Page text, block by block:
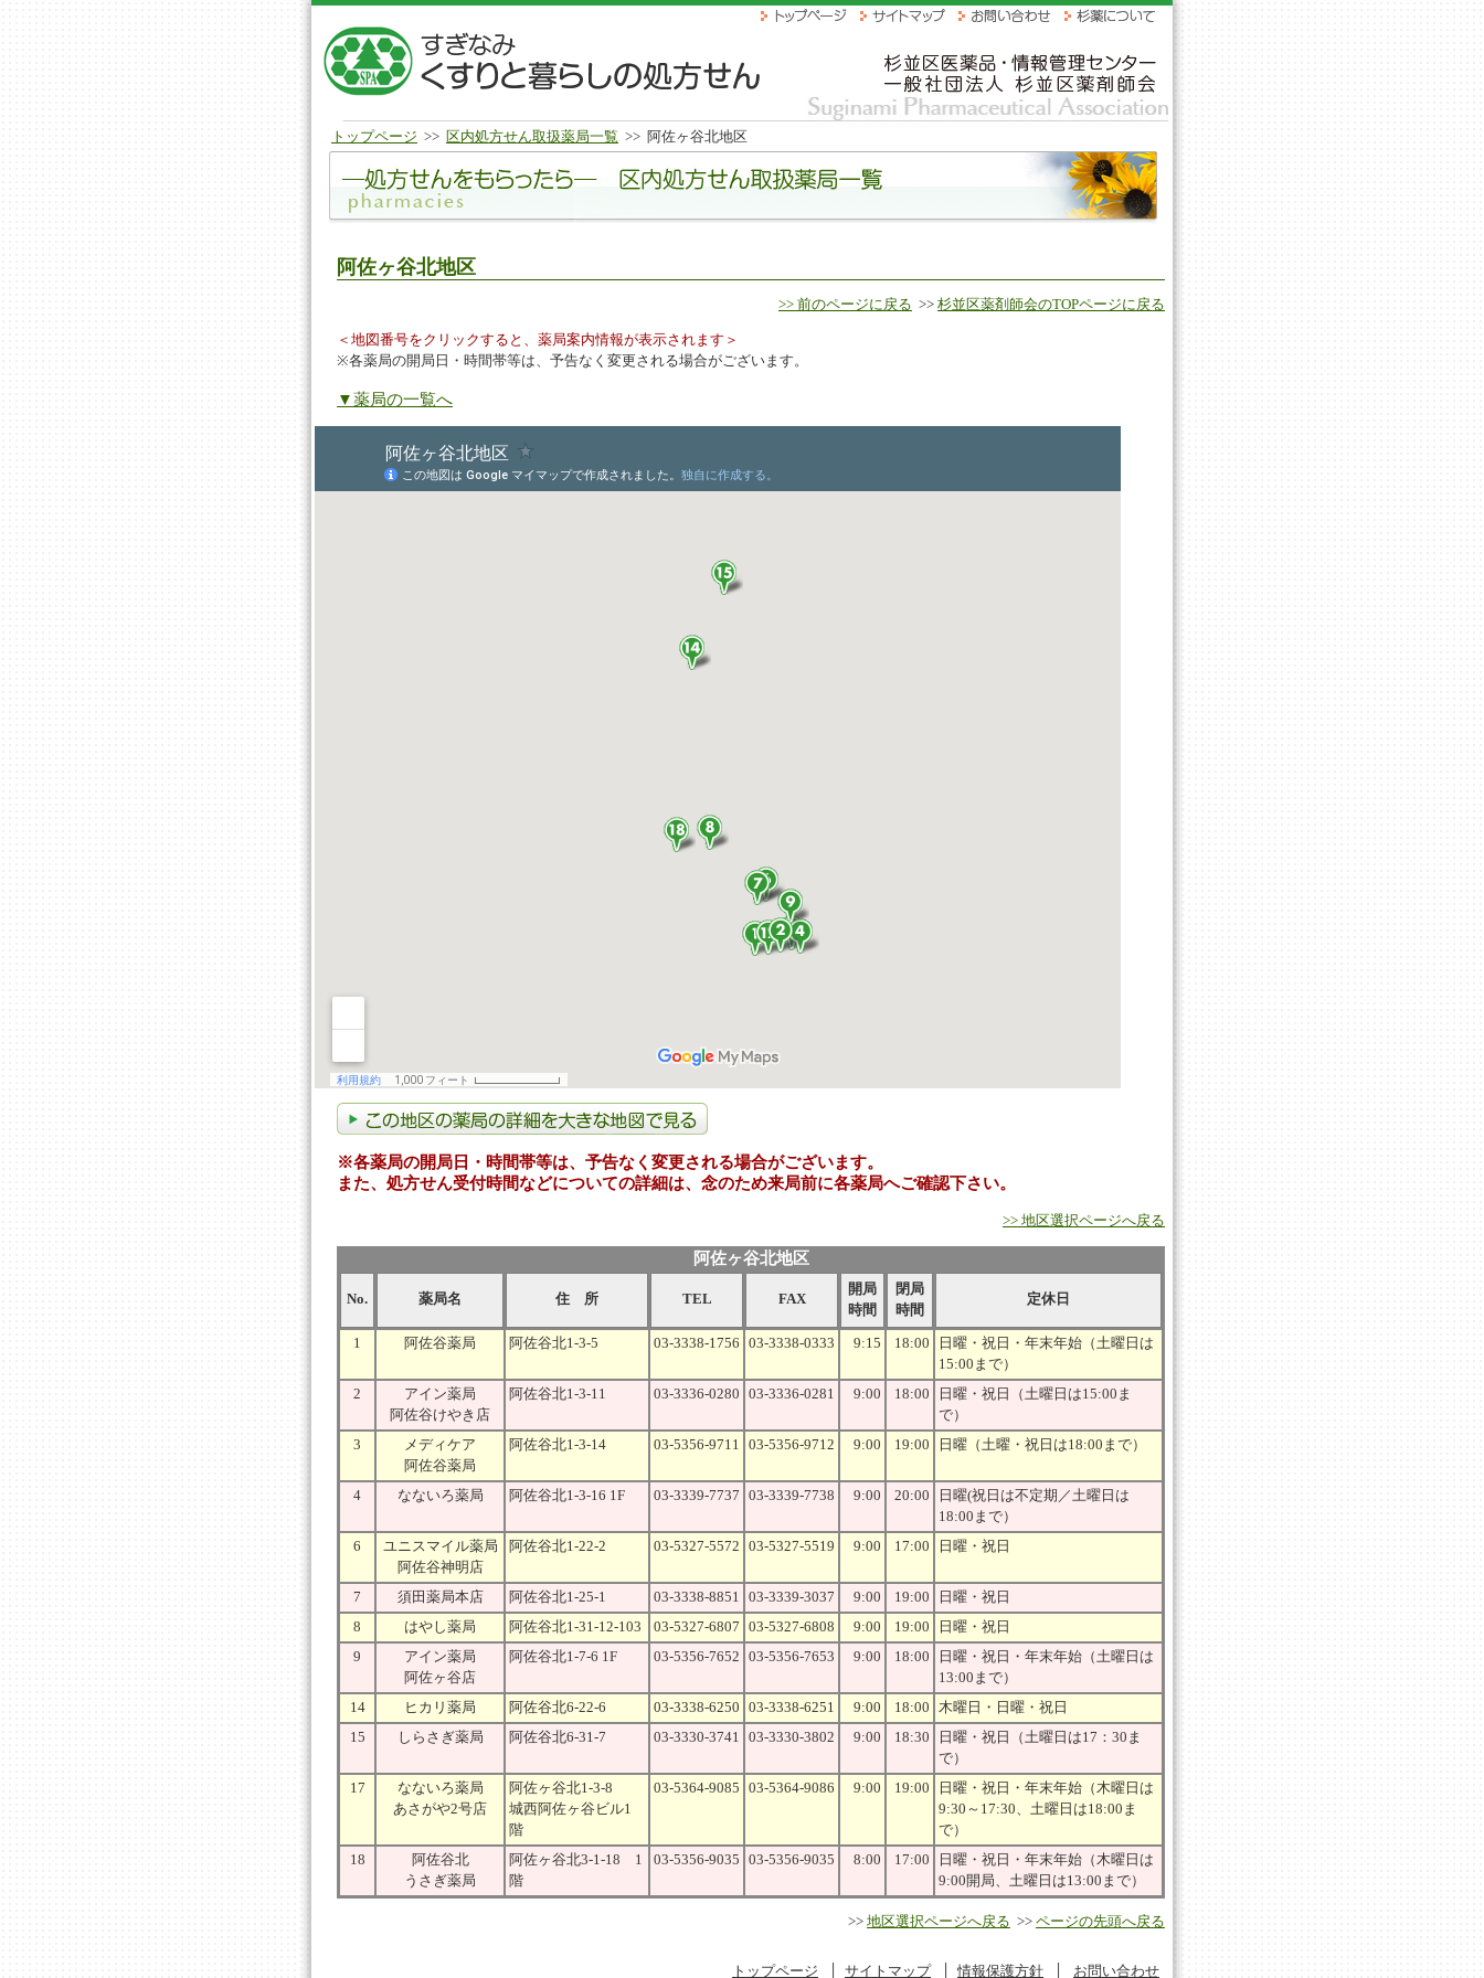
トップページ >> 区内処方せん取扱薬局一覧 >> 阿佐ヶ谷北地区
阿佐ヶ谷北地区
>> 前のページに戻る >> 杉並区薬剤師会のTOPページに戻る
＜地図番号をクリックすると、薬局案内情報が表示されます＞
※各薬局の開局日・時間帯等は、予告なく変更される場合がございます。
▼薬局の一覧へ
※各薬局の開局日・時間帯等は、予告なく変更される場合がございます。
また、処方せん受付時間などについての詳細は、念のため来局前に各薬局へご確認下さい。
>> 地区選択ページへ戻る
阿佐ヶ谷北地区
No. 薬局名 住 所 TEL FAX
開局
時間
閉局
時間
定休日
1 阿佐谷薬局 阿佐谷北1-3-5 03-3338-1756 03-3338-0333 9:15 18:00
日曜・祝日・年末年始（土曜日は
15:00まで）
2
アイン薬局
阿佐谷けやき店
阿佐谷北1-3-11 03-3336-0280 03-3336-0281 9:00 18:00
日曜・祝日（土曜日は15:00ま
で）
3
メディケア
阿佐谷薬局
阿佐谷北1-3-14 03-5356-9711 03-5356-9712 9:00 19:00 日曜（土曜・祝日は18:00まで）
4 なないろ薬局 阿佐谷北1-3-16 1F 03-3339-7737 03-3339-7738 9:00 20:00
日曜(祝日は不定期／土曜日は
18:00まで）
6
ユニスマイル薬局
阿佐谷神明店
阿佐谷北1-22-2 03-5327-5572 03-5327-5519 9:00 17:00 日曜・祝日
7 須田薬局本店 阿佐谷北1-25-1 03-3338-8851 03-3339-3037 9:00 19:00
日曜・祝日
8
はやし薬局 阿佐谷北1-31-12-103 03-5327-6807 03-5327-6808 9:00 19:00
日曜・祝日
9
アイン薬局
阿佐ヶ谷店
阿佐谷北1-7-6 1F 03-5356-7652 03-5356-7653 9:00 18:00
日曜・祝日・年末年始（土曜日は
13:00まで）
14
ヒカリ薬局 阿佐谷北6-22-6 03-3338-6250 03-3338-6251 9:00 18:00
木曜日・日曜・祝日
15
しらさぎ薬局 阿佐谷北6-31-7 03-3330-3741 03-3330-3802 9:00 18:30
日曜・祝日（土曜日は17：30ま
で）
17
なないろ薬局
あさがや2号店
阿佐ヶ谷北1-3-8
城西阿佐ヶ谷ビル1
階
03-5364-9085 03-5364-9086 9:00 19:00
日曜・祝日・年末年始（木曜日は
9:30～17:30、土曜日は18:00ま
で）
18
阿佐谷北
うさぎ薬局
阿佐ヶ谷北3-1-18 1
階
03-5356-9035 03-5356-9035 8:00 17:00
日曜・祝日・年末年始（木曜日は
9:00開局、土曜日は13:00まで）
>> 地区選択ページへ戻る >> ページの先頭へ戻る
トップページ サイトマップ│情報保護方針 お問い合わせ